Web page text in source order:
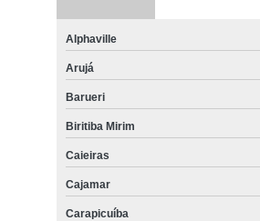
Alphaville
Arujá
Barueri
Biritiba Mirim
Caieiras
Cajamar
Carapicuíba